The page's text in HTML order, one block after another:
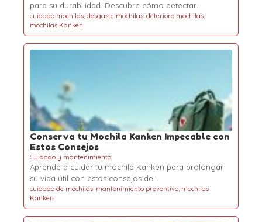
para su durabilidad. Descubre cómo detectar…
cuidado mochilas, desgaste mochilas, deterioro mochilas,
mochilas Kanken
Conserva tu Mochila Kanken Impecable con
Estos Consejos
Cuidado y mantenimiento
Aprende a cuidar tu mochila Kanken para prolongar
su vida útil con estos consejos de…
cuidado de mochilas, mantenimiento preventivo, mochilas
Kanken